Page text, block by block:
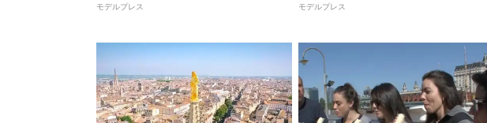
モデルプレス
モデルプレス